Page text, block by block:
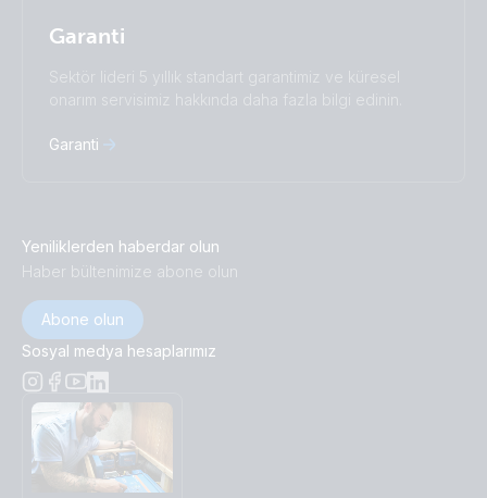
Garanti
Sektör lideri 5 yıllık standart garantimiz ve küresel
onarım servisimiz hakkında daha fazla bilgi edinin.
Garanti
Yeniliklerden haberdar olun
Haber bültenimize abone olun
Abone olun
Sosyal medya hesaplarımız